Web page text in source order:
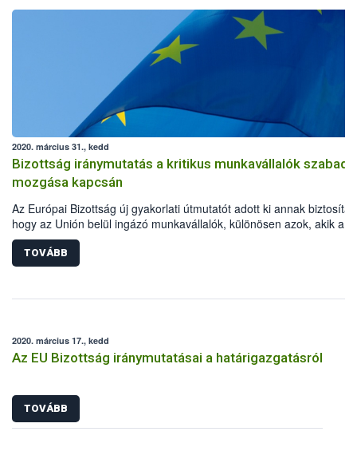
2020. március 31., kedd
Bizottság iránymutatás a kritikus munkavállalók szabad
mozgása kapcsán
Az Európai Bizottság új gyakorlati útmutatót adott ki annak
hogy az Unión belül ingázó munkavállalók, különösen azok, akik a
koronavírus okozta világjárvány megfékezésében kulcsfontosságú
szerepet töltenek be, akadálytalanul eljuthassanak munkahelyükre.
TOVÁBB
2020. március 17., kedd
Az EU Bizottság iránymutatásai a határigazgatásról
TOVÁBB